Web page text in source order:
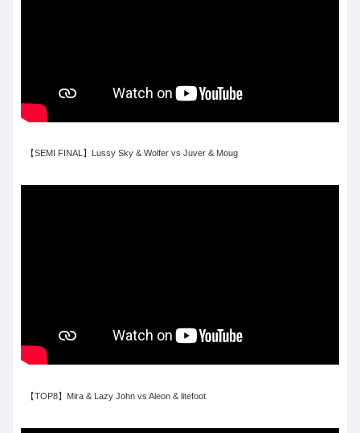
【SEMI FINAL】Lussy Sky & Wolfer vs Juver & Moug
【TOP8】Mira & Lazy John vs Aleon & litefoot